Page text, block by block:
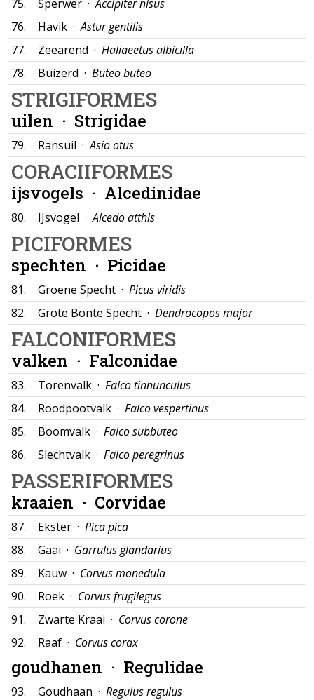
75. Sperwer ·Accipiter nisus
76.
Havik ·Astur gentilis
77.
Zeearend · Haliaeetus albicilla
78.
Buizerd · Buteo buteo
STRIGIFORMES
uilen · Strigidae
79. Ransuil ·Asio otus
CORACIIFORMES
ijsvogels · Alcedinidae
80. IJsvogel ·Alcedo atthis
PICIFORMES
spechten · Picidae
81. Groene Specht · Picus viridis
82.
Grote Bonte Specht · Dendrocopos major
FALCONIFORMES
valken · Falconidae
83. Torenvalk · Falco tinnunculus
84.
Roodpootvalk · Falco vespertinus
85.
Boomvalk · Falco subbuteo
86.
Slechtvalk · Falco peregrinus
PASSERIFORMES
kraaien · Corvidae
87. Ekster · Pica pica
88.
Gaai · Garrulus glandarius
89.
Kauw · Corvus monedula
90.
Roek · Corvus frugilegus
91.
Zwarte Kraai · Corvus corone
92.
Raaf · Corvus corax
goudhanen · Regulidae
93. Goudhaan · Regulus regulus